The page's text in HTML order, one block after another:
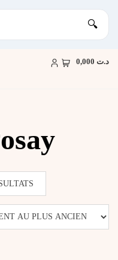
🔍
د.ت 0,000
DU
PLUS
RÉCENT